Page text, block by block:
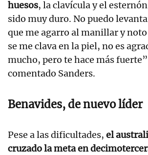
huesos, la clavícula y el
sido muy duro. No puedo
que me agarro al manillar y
se me clava en la piel, no es
mucho, pero te hace más
comentado Sanders.
Benavides, de nuevo líder
Pese a las dificultades, el
cruzado la meta en